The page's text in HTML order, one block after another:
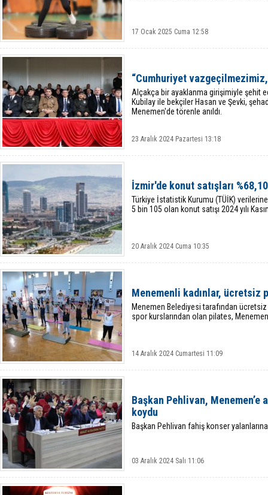
17 Ocak 2025 Cuma 12:58
“Cumhuriyet
Alçakça bir ayaklanma girişimiyle şehit
Kubilay ile bekçiler Hasan ve Şevki,
Menemen'de törenle anıldı.
23 Aralık 2024 Pazartesi 13:18
İzmir'de konut satışları
Türkiye İstatistik Kurumu (TÜİK) verilerine
5 bin 105 olan konut satışı 2024 yılı
20 Aralık 2024 Cuma 10:35
Menemenli kadınlar, ücretsiz
Menemen Belediyesi tarafından
spor kurslarından olan pilates,
14 Aralık 2024 Cumartesi 11:09
Başkan Pehlivan,
koydu
Başkan Pehlivan fahiş konser
03 Aralık 2024 Salı 11:06